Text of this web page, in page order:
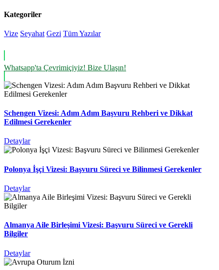
Kategoriler
Vize Seyahat Gezi Tüm Yazılar
Whatsapp'ta Çevrimiçiyiz! Bize Ulaşın!
Schengen Vizesi: Adım Adım Başvuru Rehberi ve Dikkat
Edilmesi Gerekenler
Detaylar
Polonya İşçi Vizesi: Başvuru Süreci ve Bilinmesi Gerekenler
Detaylar
Almanya Aile Birleşimi Vizesi: Başvuru Süreci ve Gerekli
Bilgiler
Detaylar